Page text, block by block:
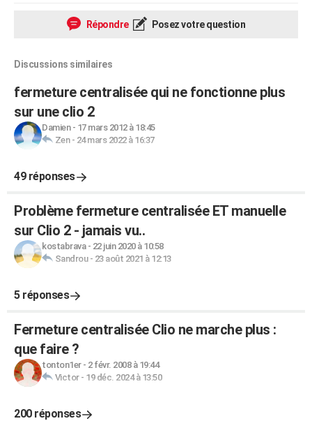
Répondre Posez votre question
Discussions similaires
fermeture centralisée qui ne fonctionne plus
sur une clio 2
Damien- 17 mars 2012 à 18:45
Zen- 24 mars 2022 à 16:37
49 réponses
Problème fermeture centralisée ET manuelle
sur Clio 2 - jamais vu..
kostabrava- 22 juin 2020 à 10:58
Sandrou- 23 août 2021 à 12:13
5 réponses
Fermeture centralisée Clio ne marche plus :
que faire ?
tonton1er- 2 févr. 2008 à 19:44
Victor- 19 déc. 2024 à 13:50
200 réponses